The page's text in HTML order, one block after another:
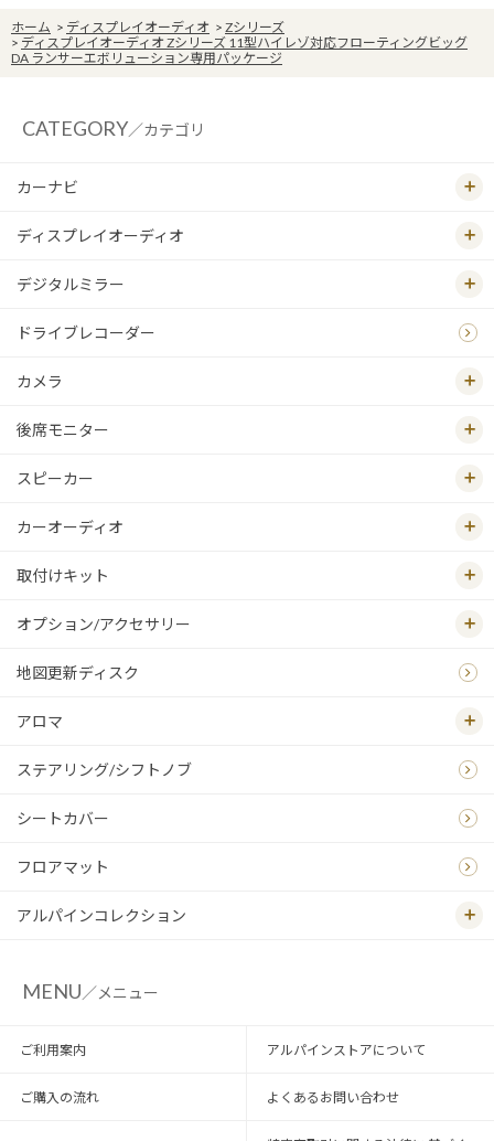
ホーム > ディスプレイオーディオ > Zシリーズ
> ディスプレイオーディオ Zシリーズ 11型ハイレゾ対応フローティングビッグ
DA ランサーエボリューション専用パッケージ
CATEGORY／カテゴリ
カーナビ
ディスプレイオーディオ
デジタルミラー
ドライブレコーダー
カメラ
後席モニター
スピーカー
カーオーディオ
取付けキット
オプション/アクセサリー
地図更新ディスク
アロマ
ステアリング/シフトノブ
シートカバー
フロアマット
アルパインコレクション
MENU／メニュー
ご利用案内 アルパインストアについて
ご購入の流れ よくあるお問い合わせ